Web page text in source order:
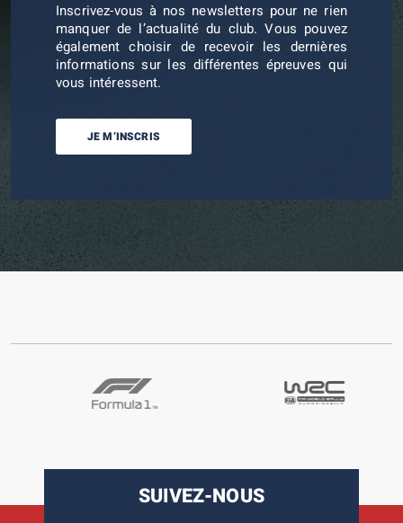
Inscrivez-vous à nos newsletters pour ne rien
manquer de l’actualité du club. Vous pouvez
également choisir de recevoir les dernières
informations sur les différentes épreuves qui
vous intéressent.
JE M’INSCRIS
SUIVEZ-NOUS